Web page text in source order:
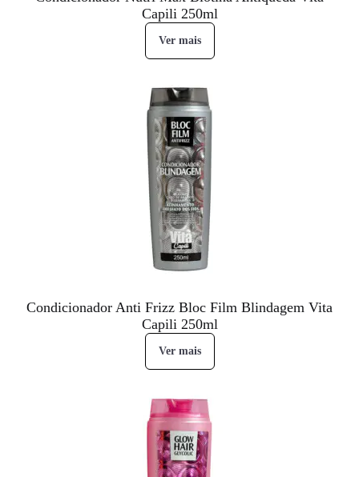
Capili 250ml
Ver mais
Condicionador Anti Frizz Bloc Film Blindagem Vita
Capili 250ml
Ver mais